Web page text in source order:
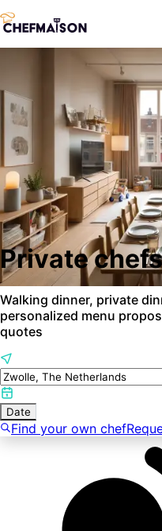
Private
Walking dinner, private
personalized menu
quotes
Date
Find your own chef